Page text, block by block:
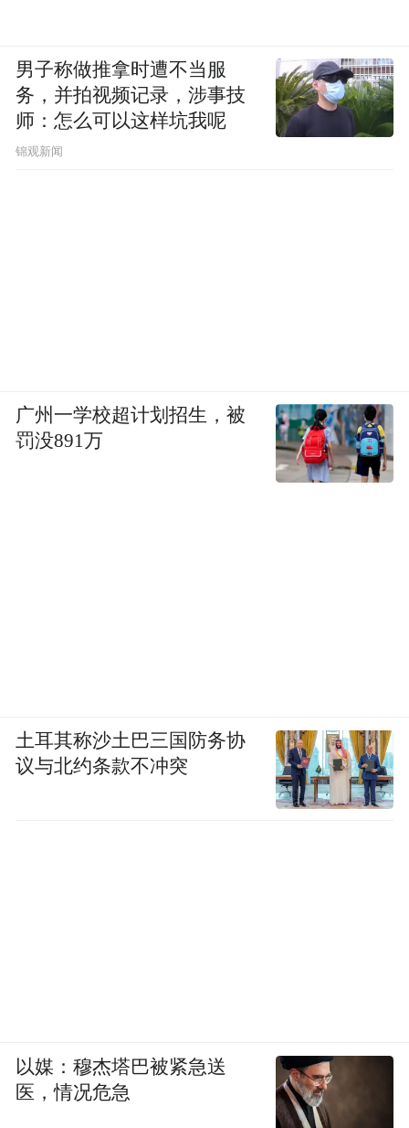
男子称做推拿时遭不当服
务，并拍视频记录，涉事技
师：怎么可以这样坑我呢
锦观新闻
广州一学校超计划招生，被
罚没891万
土耳其称沙土巴三国防务协
议与北约条款不冲突
以媒：穆杰塔巴被紧急送
医，情况危急